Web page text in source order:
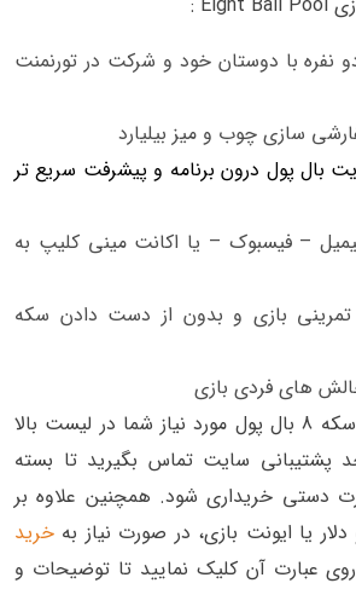
نفره با دوستان خود و شرکت در تورنمنت
سازی چوب و میز بیلیارد
بال پول درون برنامه و پیشرفت سریع تر
– فیسبوک – یا اکانت مینی کلیپ به
بازی و بدون از دست دادن سکه
های فردی بازی
و در نهایت اگر مقدار سکه 8 بال پول مورد نیاز شما در لیست بالا
پشتیبانی سایت تماس بگیرید تا بسته
دستی خریداری شود. همچنین علاوه بر
یا ایونت بازی، در صورت نیاز به خرید
عبارت آن کلیک نمایید تا توضیحات و